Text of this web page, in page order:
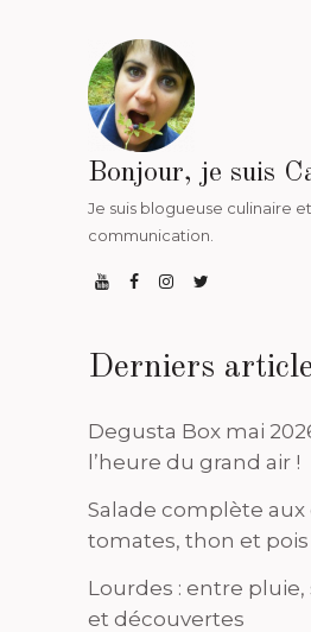
Bonjour, je suis
Je suis blogueuse culinaire
communication.
Derniers
Degusta Box mai
l’heure du grand air !
Salade complète
tomates, thon et
Lourdes : entre
et découvertes